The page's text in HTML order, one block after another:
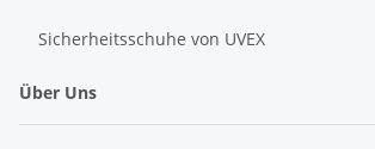
Sicherheitsschuhe von UVEX
Über Uns